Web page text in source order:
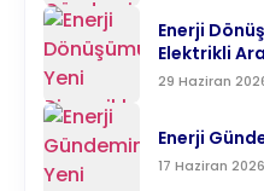
Enerji
Elektrikli
29 Haziran
Enerji
17 Haziran 2026